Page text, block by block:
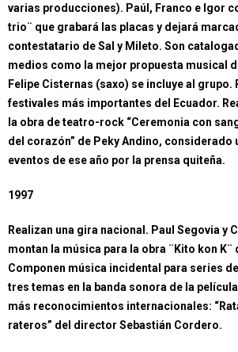
varias producciones). Paúl, Franco e Igor
trio¨ que grabará las placas y dejará
contestatario de Sal y Mileto. Son
medios como la mejor propuesta musical
Felipe Cisternas (saxo) se incluye al grupo.
festivales más importantes del Ecuador.
la obra de teatro-rock “Ceremonia con
del corazón” de Peky Andino, considerado
eventos de ese año por la prensa quiteña.
1997
Realizan una gira nacional. Paul Segovia y
montan la música para la obra ¨Kito kon K¨
Componen música incidental para series
tres temas en la banda sonora de la
más reconocimientos internacionales:
rateros” del director Sebastián Cordero.